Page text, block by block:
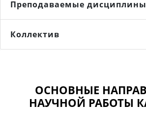
Преподаваемые дисциплины
Коллектив
ОСНОВНЫЕ
НАУЧНОЙ РАБОТЫ